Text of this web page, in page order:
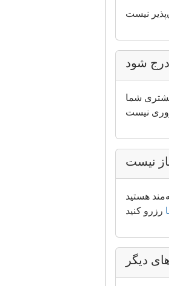
شما
نیست
هستید
دیگر